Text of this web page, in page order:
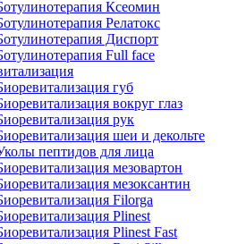
Ксеомин
Релатокс
Диспорт
Full face
губ
вокруг глаз
рук
шеи и декольте
пептидов для лица
мезовартон
мезоксантин
Filorga
Plinest
Plinest Fast